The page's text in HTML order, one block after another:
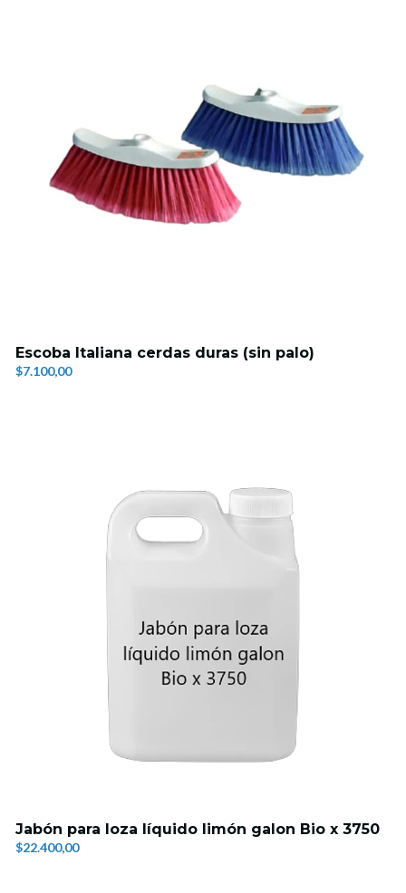
Escoba Italiana cerdas duras (sin palo)
$7.100,00
Jabón para loza líquido limón galon Bio x 3750
$22.400,00